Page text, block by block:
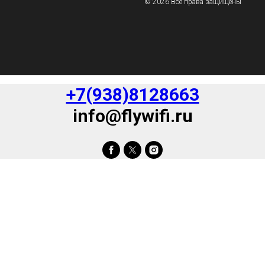
+7(938)8128663
info@flywifi.ru